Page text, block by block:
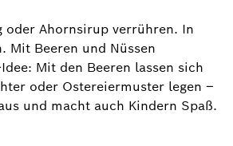
Ahornsirup verrühren. In
Mit Beeren und Nüssen
Mit den Beeren lassen sich
oder Ostereiermuster legen –
und macht auch Kindern Spaß.